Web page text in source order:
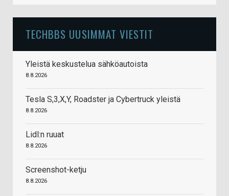
TECHBBS UUSIMMAT VIESTIT
Yleistä keskustelua sähköautoista
8.8.2026
Tesla S,3,X,Y, Roadster ja Cybertruck yleistä
8.8.2026
Lidl:n ruuat
8.8.2026
Screenshot-ketju
8.8.2026